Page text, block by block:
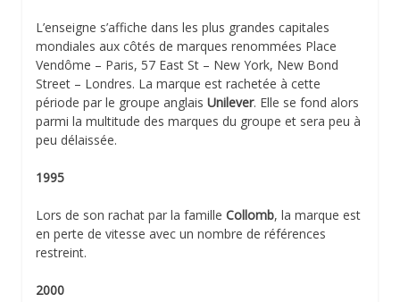
L’enseigne s’affiche dans les plus grandes capitales
mondiales aux côtés de marques renommées Place
Vendôme – Paris, 57 East St – New York, New Bond
Street – Londres. La marque est rachetée à cette
période par le groupe anglais Unilever. Elle se fond alors
parmi la multitude des marques du groupe et sera peu à
peu délaissée.
1995
Lors de son rachat par la famille Collomb, la marque est
en perte de vitesse avec un nombre de références
restreint.
2000